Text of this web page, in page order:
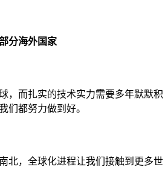
分海外国家
，而扎实的技术实力需要多年默默积
们都努力做到好。
北，全球化进程让我们接触到更多世